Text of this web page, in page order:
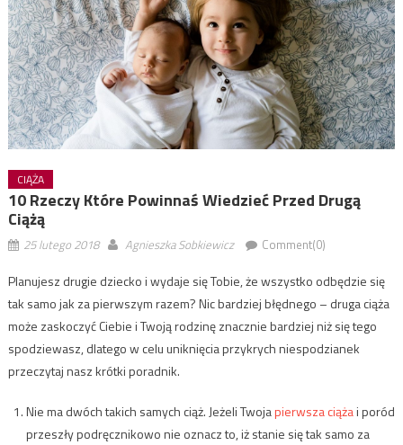
CIĄŻA
10 Rzeczy Które Powinnaś Wiedzieć Przed Drugą
Ciążą
25 lutego 2018 Agnieszka Sobkiewicz Comment(0)
Planujesz drugie dziecko i wydaje się Tobie, że wszystko odbędzie się
tak samo jak za pierwszym razem? Nic bardziej błędnego – druga ciąża
może zaskoczyć Ciebie i Twoją rodzinę znacznie bardziej niż się tego
spodziewasz, dlatego w celu uniknięcia przykrych niespodzianek
przeczytaj nasz krótki poradnik.
Nie ma dwóch takich samych ciąż. Jeżeli Twojapierwsza ciążai poród
przeszły podręcznikowo nie oznacz to, iż stanie się tak samo za